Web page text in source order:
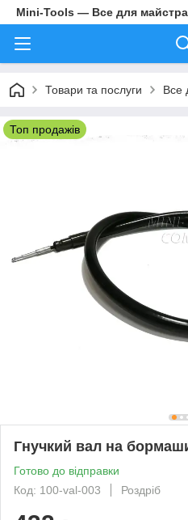
Mini-Tools — Все для майстра
Товари та послуги Все
Топ продажів
Гнучкий вал на
Готово до відправки
Код: 100-val-003
Роздріб